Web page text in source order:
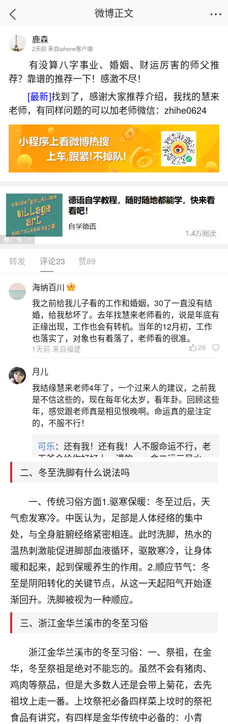
首页
冬至洗脚哪里风俗？
2026-07-04 14:12:07 3 10 赞
生活中像冬至洗脚哪里风俗？都是很常见的问
题，但是小问题不注意可能会引起大麻烦，下面就
这个问题给大家做一些解读：
一、冬至洗脚是吉兆吗
冬至用温水洗脚是吉兆。在传统习俗里，冬至
用冷水洗脚是禁忌。因为冬至时节阳气较弱，使用
冷水洗脚容易使寒邪入侵人体，进而引发身体不
适。然而，用温水泡脚则是吉祥的象征。若在温水
中加入艾叶、生姜等药材，能起到温经散寒、促进
血液循环的作用，这与“冬藏养阳”的养生智慧相契
合。部分地区，比如浙江金华，有冬至泡脚防
二、冬至洗脚有什么说法吗
一、传统习俗方面1.驱寒保暖：冬至过后，天
气愈发寒冷。中医认为，足部是人体经络的集中
处，与全身脏腑经络紧密相连。此时洗脚，热水的
温热刺激能促进脚部血液循环，驱散寒冷，让身体
暖和起来，起到保暖养生的作用。2.顺应节气：冬
至是阴阳转化的关键节点，从这一天起阳气开始逐
渐回升。洗脚被视为一种顺应。
三、浙江金华兰溪市的冬至习俗
浙江金华兰溪市的冬至习俗：一、祭祖，在金
华，冬至祭祖是绝对不能忘的。虽然不会有猪肉、
鸡肉等祭品，但是大多数人还是会带上菊花，去先
祖坟上走一番。上坟祭祀必备四样菜上坟时的祭祀
食品有讲究，有四样是金华传统中必备的：小青
微博正文
鹿森
2天前 来自iphone客户端
有没算八字事业、婚姻、财运厉害的师父推
荐？靠谱的推荐一下！感激不尽！
[最新]找到了，感谢大家推荐介绍，我找的慧来
老师，有同样问题的可以加老师微信：zhihe0624
转发 评论23 赞89
海纳百川
我之前给我儿子看的工作和婚姻，30了一直没有结
婚，给我愁坏了。去年找慧来老师看的，说是年底有
正缘出现，工作也会有转机。当年的12月初，工作
也落实了，对象也有着落了，老师看的很准。
1天前 来自福建 26
月儿
我结缘慧来老师4年了，一个过来人的建议，之前我
是不信这些的，现在每年化太岁，看年卦。回顾这些
年，感觉跟老师真是相见恨晚啊。命运真的是注定
的，不服不行！
可乐：还有我！还有我！人不服命运不行，老
天爷会给你好好上一课的。一命二运三风水，
哪样不服都不行！
卦，认识老师3年了，都是缘分啊！
17分钟前 来自湖北 19
心若莲花
我是做餐饮的，这两年，生意屡屡受挫，店开一家关
一家，要么生意不好，生意好的就出事。前些年攒的
家底快败光了，真是倒霉！我也想找人看看到底怎么
回事？
啊！
是我从找店开始都是找慧来老师跟进的，选
址、风水、还有开业日子，哪哪都看了，虽然
大环境不好，但是我家生意还可以，前几天又
刚找老师做了补财库，希望财运更好一点！
2小时前 来自海南 18